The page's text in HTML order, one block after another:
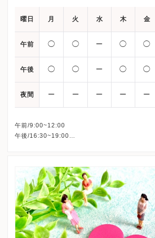
曜日 月 火 水 木 金
午前 ◯ ◯ ー ◯ ◯
午後 ◯ ◯ ー ◯ ◯
夜間 ー ー ー ー ー
午前/9:00~12:00
午後/16:30~19:00
※初診の受付時間は午前は8:30~11:30まで、
までとなります。
※詳細はクリニックHPを確認、または直接お問